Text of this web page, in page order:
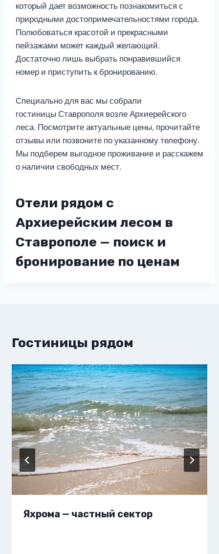
который дает возможность познакомиться с
природными достопримечательностями города.
Полюбоваться красотой и прекрасными
пейзажами может каждый желающий.
Достаточно лишь выбрать понравившийся
номер и приступить к бронированию.
Специально для вас мы собрали
гостиницы Ставрополя возле Архиерейского
леса. Посмотрите актуальные цены, прочитайте
отзывы или позвоните по указанному телефону.
Мы подберем выгодное проживание и расскажем
о наличии свободных мест.
Отели рядом с
Архиерейским лесом в
Ставрополе — поиск и
бронирование по ценам
Гостиницы рядом
Яхрома — частный сектор